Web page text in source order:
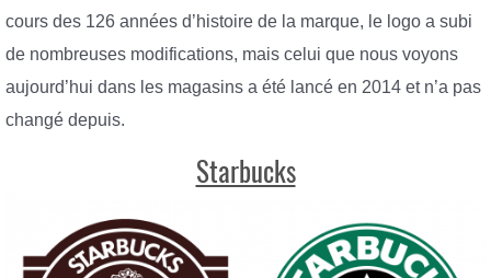
cours des 126 années d’histoire de la marque, le logo a subi
de nombreuses modifications, mais celui que nous voyons
aujourd’hui dans les magasins a été lancé en 2014 et n’a pas
changé depuis.
Starbucks